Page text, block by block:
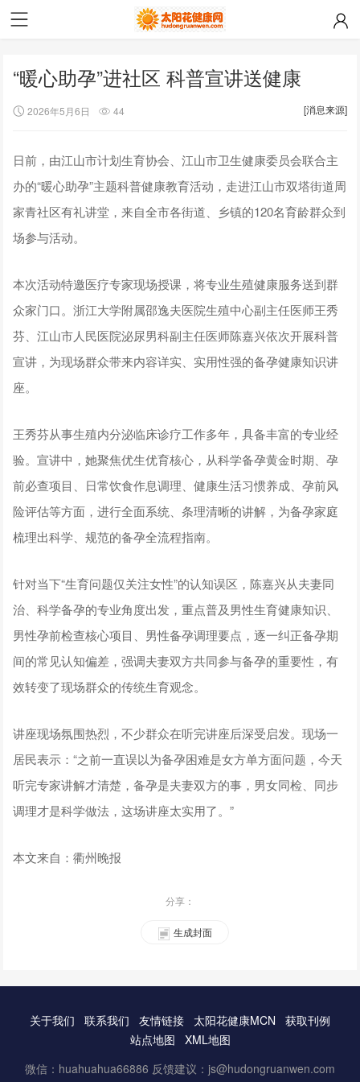
“暖心助孕”进社区 科普宣讲送健康
2026年5月6日 44 [消息来源]
日前，由江山市计划生育协会、江山市卫生健康委员会联合主
办的“暖心助孕”主题科普健康教育活动，走进江山市双塔街道周
家青社区有礼讲堂，来自全市各街道、乡镇的120名育龄群众到
场参与活动。
本次活动特邀医疗专家现场授课，将专业生殖健康服务送到群
众家门口。浙江大学附属邵逸夫医院生殖中心副主任医师王秀
芬、江山市人民医院泌尿男科副主任医师陈嘉兴依次开展科普
宣讲，为现场群众带来内容详实、实用性强的备孕健康知识讲
座。
王秀芬从事生殖内分泌临床诊疗工作多年，具备丰富的专业经
验。宣讲中，她聚焦优生优育核心，从科学备孕黄金时期、孕
前必查项目、日常饮食作息调理、健康生活习惯养成、孕前风
险评估等方面，进行全面系统、条理清晰的讲解，为备孕家庭
梳理出科学、规范的备孕全流程指南。
针对当下“生育问题仅关注女性”的认知误区，陈嘉兴从夫妻同
治、科学备孕的专业角度出发，重点普及男性生育健康知识、
男性孕前检查核心项目、男性备孕调理要点，逐一纠正备孕期
间的常见认知偏差，强调夫妻双方共同参与备孕的重要性，有
效转变了现场群众的传统生育观念。
讲座现场氛围热烈，不少群众在听完讲座后深受启发。现场一
居民表示：“之前一直误以为备孕困难是女方单方面问题，今天
听完专家讲解才清楚，备孕是夫妻双方的事，男女同检、同步
调理才是科学做法，这场讲座太实用了。”
本文来自：衢州晚报
分享：
生成封面
关于我们 联系我们 友情链接 太阳花健康MCN
获取刊例
站点地图
XML地图
微信：huahuahua66886 反馈建议：js@hudongruanwen.com